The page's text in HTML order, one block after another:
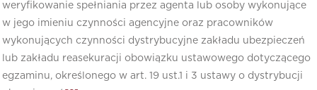
weryfikowanie spełniania przez agenta lub osoby wykonujące
w jego imieniu czynności agencyjne oraz pracowników
wykonujących czynności dystrybucyjne zakładu ubezpieczeń
lub zakładu reasekuracji obowiązku ustawowego dotyczącego
egzaminu, określonego w art. 19 ust.1 i 3 ustawy o dystrybucji